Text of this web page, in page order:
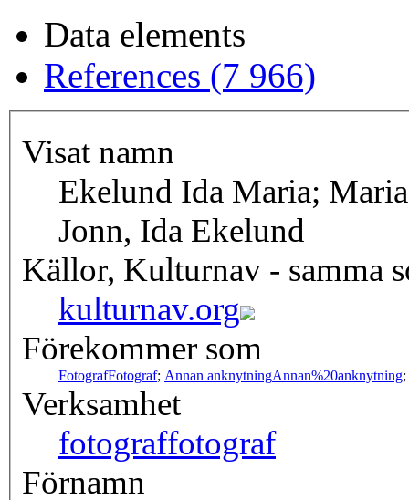
Data elements
References (7 966)
Visat namn
Ekelund Ida Maria;
Jonn, Ida Ekelund
Källor, Kulturnav - samma
kulturnav.org
Förekommer som
FotografFotograf; Annan anknytningAnnan%20anknytning;
Verksamhet
fotograffotograf
Förnamn